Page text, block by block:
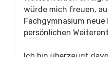
würde mich freuen,
Fachgymnasium
persönlichen